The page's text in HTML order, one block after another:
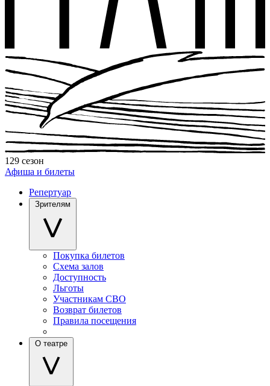
129 сезон
Афиша и билеты
Репертуар
Зрителям
Покупка билетов
Схема залов
Доступность
Льготы
Участникам СВО
Возврат билетов
Правила посещения
О театре